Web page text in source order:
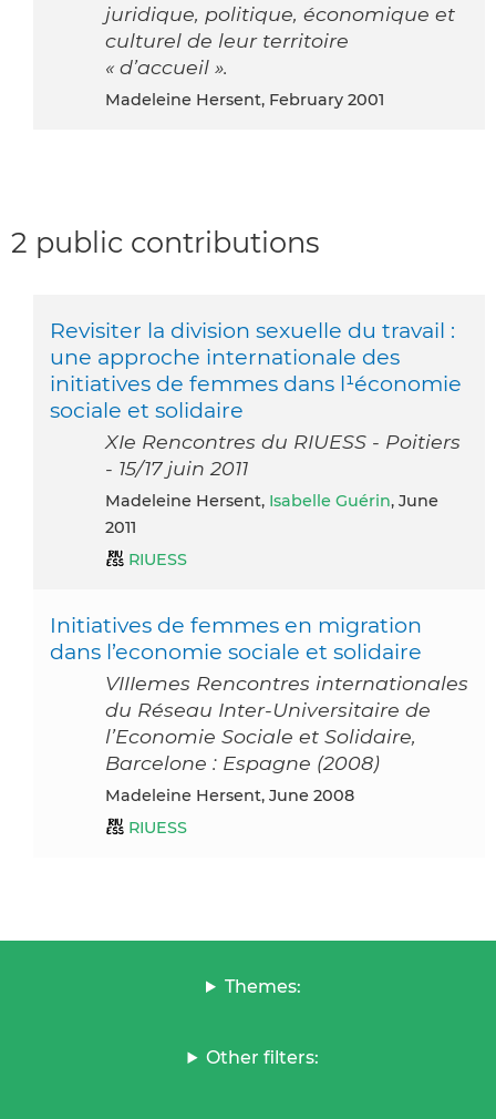
juridique, politique, économique et
culturel de leur territoire
« d’accueil ».
Madeleine Hersent, February 2001
2 public contributions
Revisiter la division sexuelle du travail :
une approche internationale des
initiatives de femmes dans l¹économie
sociale et solidaire
XIe Rencontres du RIUESS - Poitiers
- 15/17 juin 2011
Madeleine Hersent, Isabelle Guérin, June
2011
RIUESS
Initiatives de femmes en migration
dans l’economie sociale et solidaire
VIIIemes Rencontres internationales
du Réseau Inter-Universitaire de
l’Economie Sociale et Solidaire,
Barcelone : Espagne (2008)
Madeleine Hersent, June 2008
RIUESS
Themes:
Other filters: